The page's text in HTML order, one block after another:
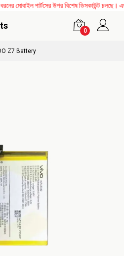
পার্টসের উপর বিশেষ ডিসকাউন্ট চলছে।
0
Z7 Battery